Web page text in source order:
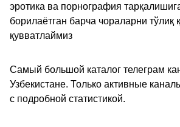
эротика ва порнография
борилаётган барча чораларни тўлиқ
қувватлаймиз
Самый большой каталог телеграм
Узбекистане. Только активные
с подробной статистикой.